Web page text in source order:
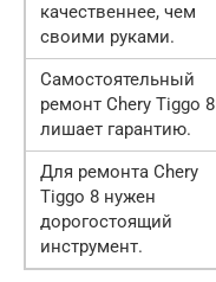
качественнее, чем
своими руками.
Самостоятельный
ремонт Chery Tiggo 8
лишает гарантию.
Для ремонта Chery
Tiggo 8 нужен
дорогостоящий
инструмент.